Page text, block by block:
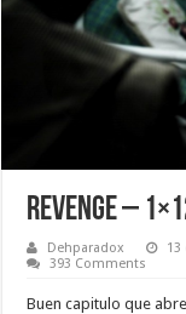
Revenge –
Dehparadox 13
393 Comments
Buen capitulo que